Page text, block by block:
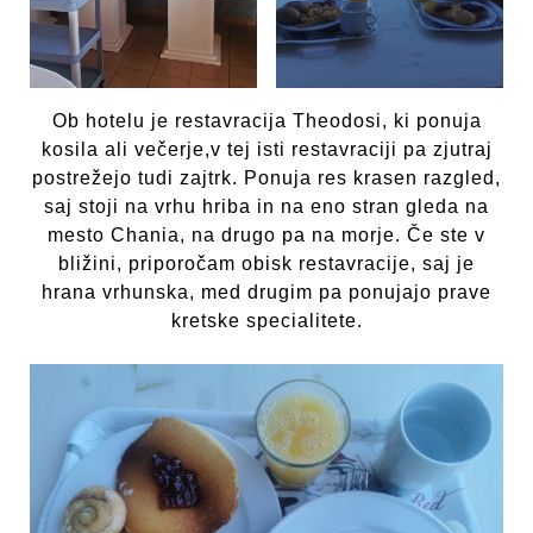
Ob hotelu je restavracija Theodosi, ki ponuja
kosila ali večerje,v tej isti restavraciji pa zjutraj
postrežejo tudi zajtrk. Ponuja res krasen razgled,
saj stoji na vrhu hriba in na eno stran gleda na
mesto Chania, na drugo pa na morje. Če ste v
bližini, priporočam obisk restavracije, saj je
hrana vrhunska, med drugim pa ponujajo prave
kretske specialitete.